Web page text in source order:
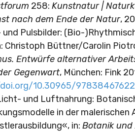
258: Kunstnatur |
nach dem Ende der Natur,
Pulsbilder: (Bio-
Christoph Büttner/Carolin
Entwürfe alternativer
Gegenwart, München: Fink
10.30965/
und Luftnahrung:
in der
in: Botanik